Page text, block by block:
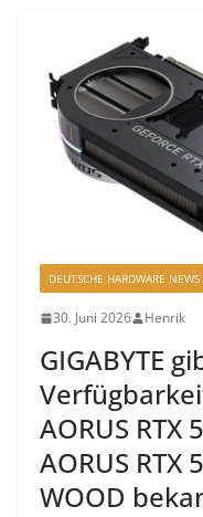
DEUTSCHE HARDWARE NEWS
30. Juni 2026 Henrik
GIGABYTE
AORUS RTX
AORUS RTX
WOOD